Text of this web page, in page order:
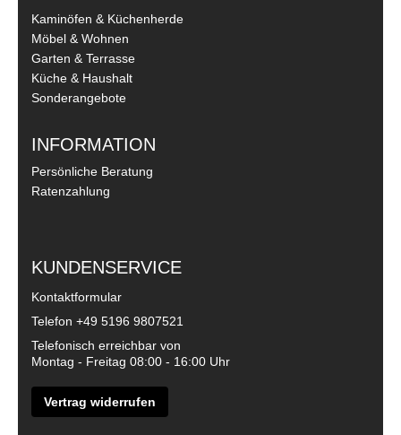
Kaminöfen & Küchenherde
Möbel & Wohnen
Garten & Terrasse
Küche & Haushalt
Sonderangebote
INFORMATION
Persönliche Beratung
Ratenzahlung
KUNDENSERVICE
Kontaktformular
Telefon +49 5196 9807521
Telefonisch erreichbar von
Montag - Freitag 08:00 - 16:00 Uhr
Vertrag widerrufen